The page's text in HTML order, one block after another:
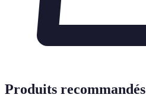
Produits recommandés